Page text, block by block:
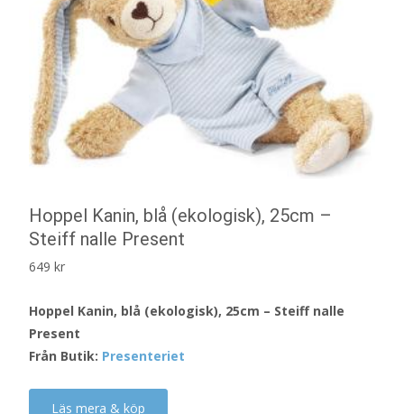
Hoppel Kanin, blå (ekologisk), 25cm –
Steiff nalle Present
649 kr
Hoppel Kanin, blå (ekologisk), 25cm – Steiff nalle
Present
Från Butik: Presenteriet
Läs mera & köp